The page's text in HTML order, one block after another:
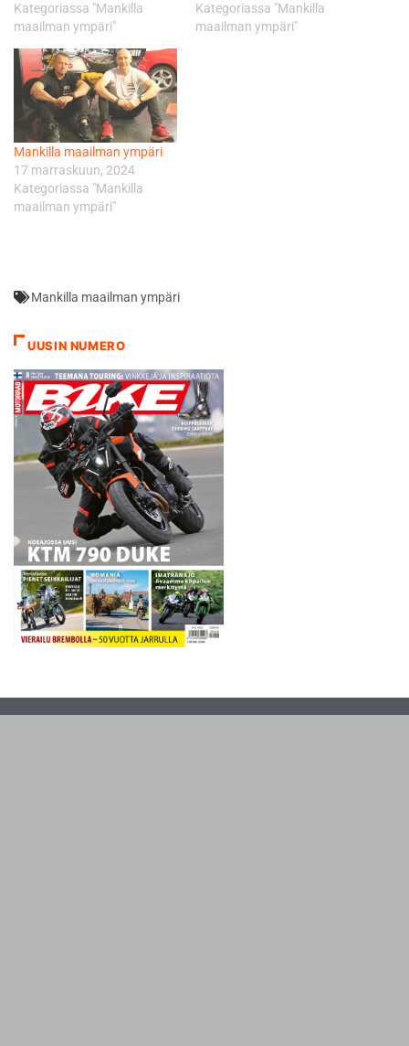
Kategoriassa "Mankilla
maailman ympäri"
Kategoriassa "Mankilla
maailman ympäri"
Mankilla maailman ympäri
17 marraskuun, 2024
Kategoriassa "Mankilla
maailman ympäri"
Mankilla maailman ympäri
UUSIN NUMERO